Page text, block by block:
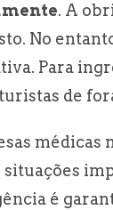
. A
No
Para
de
é